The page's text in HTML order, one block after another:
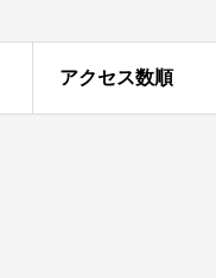
アクセス数順